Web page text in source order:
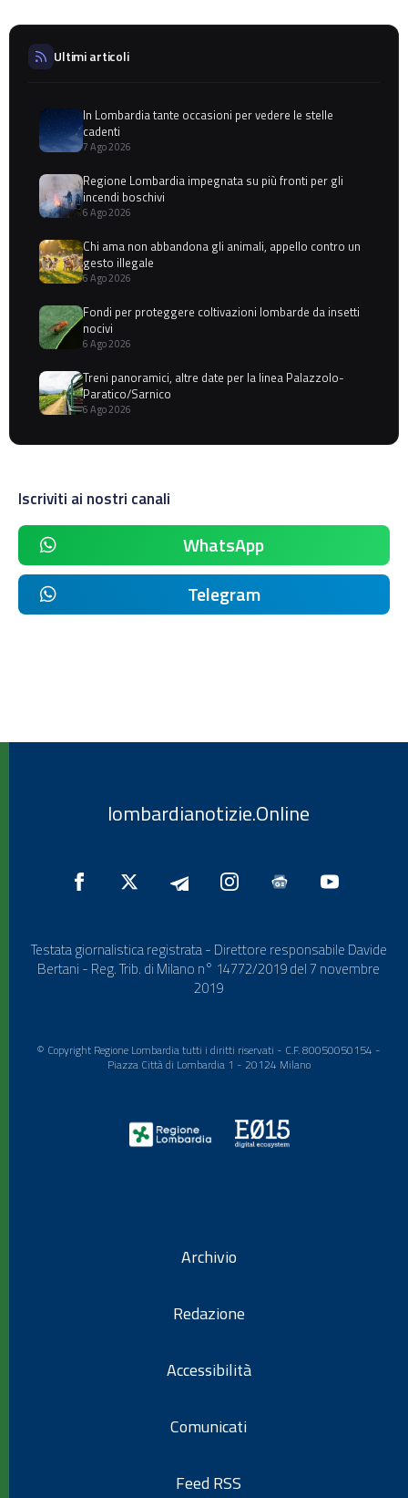
Ultimi articoli
In Lombardia tante occasioni per vedere le stelle
cadenti
7 Ago 2026
Regione Lombardia impegnata su più fronti per gli
incendi boschivi
6 Ago 2026
Chi ama non abbandona gli animali, appello contro un
gesto illegale
6 Ago 2026
Fondi per proteggere coltivazioni lombarde da insetti
nocivi
6 Ago 2026
Treni panoramici, altre date per la linea Palazzolo-
Paratico/Sarnico
6 Ago 2026
Iscriviti ai nostri canali
WhatsApp
Telegram
lombardianotizie.Online
Testata giornalistica registrata - Direttore responsabile Davide
Bertani - Reg. Trib. di Milano n° 14772/2019 del 7 novembre
2019
© Copyright Regione Lombardia tutti i diritti riservati - C.F. 80050050154 -
Piazza Città di Lombardia 1 - 20124 Milano
Archivio
Redazione
Accessibilità
Comunicati
Feed RSS